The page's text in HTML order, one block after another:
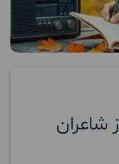
شاعران